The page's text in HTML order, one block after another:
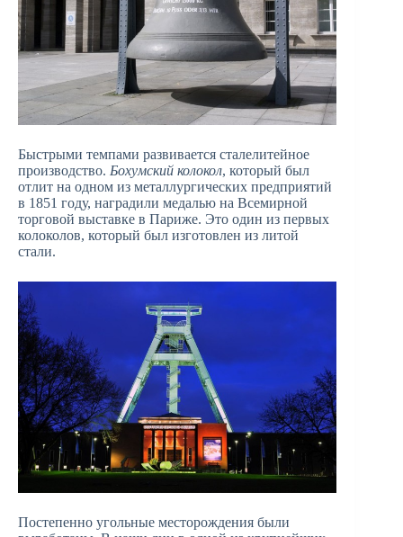
Быстрыми темпами развивается сталелитейное
производство. Бохумский колокол, который был
отлит на одном из металлургических предприятий
в 1851 году, наградили медалью на Всемирной
торговой выставке в Париже. Это один из первых
колоколов, который был изготовлен из литой
стали.
Постепенно угольные месторождения были